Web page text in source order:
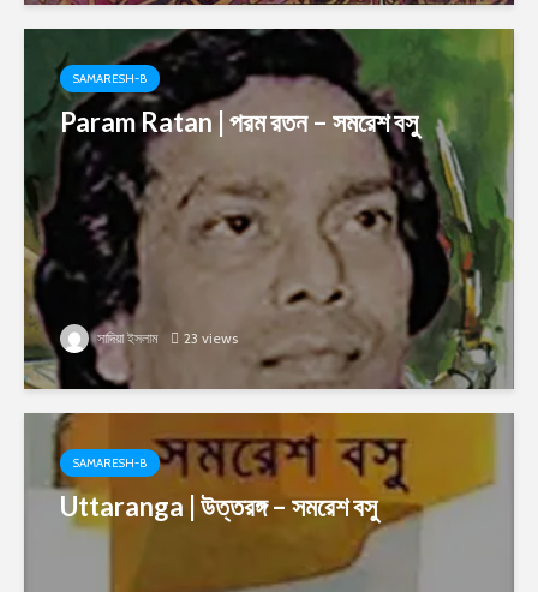
SAMARESH-B
Param Ratan | পরম রতন – সমরেশ বসু
সাদিয়া ইসলাম 23 views
SAMARESH-B
Uttaranga | উত্তরঙ্গ – সমরেশ বসু